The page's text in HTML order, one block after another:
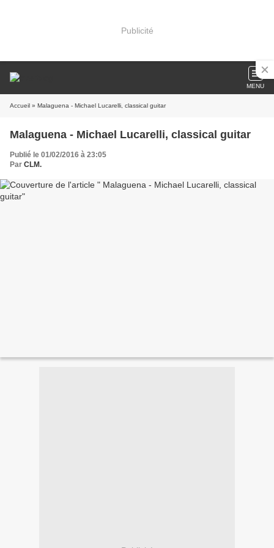
Publicité
MENU
Accueil » Malaguena - Michael Lucarelli, classical guitar
Malaguena - Michael Lucarelli, classical guitar
Publié le 01/02/2016 à 23:05
Par CLM.